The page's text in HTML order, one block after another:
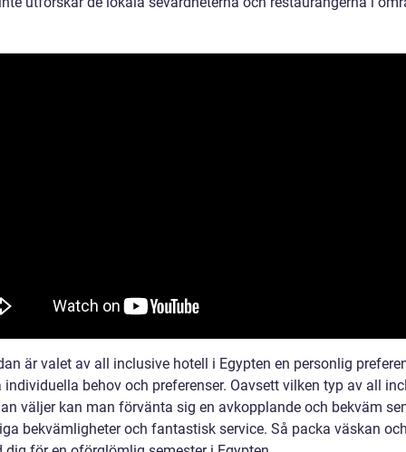
är valet av all inclusive hotell i Egypten en personlig
individuella behov och preferenser. Oavsett vilken typ av all
väljer kan man förvänta sig en avkopplande och bekväm
bekvämligheter och fantastisk service. Så packa väskan